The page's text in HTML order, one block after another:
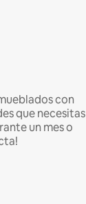
con
que necesitas
un mes o